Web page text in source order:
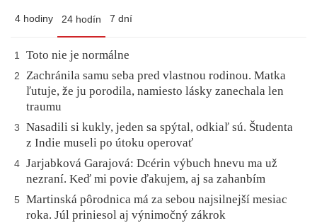
4 hodiny 24 hodín 7 dní
1 Toto nie je normálne
2
Zachránila samu seba pred vlastnou rodinou. Matka
ľutuje, že ju porodila, namiesto lásky zanechala len
traumu
3
Nasadili si kukly, jeden sa spýtal, odkiaľ sú. Študenta
z Indie museli po útoku operovať
4 Jarjabková Garajová: Dcérin výbuch hnevu ma už
nezraní. Keď mi povie ďakujem, aj sa zahanbím
5
Martinská pôrodnica má za sebou najsilnejší mesiac
roka. Júl priniesol aj výnimočný zákrok